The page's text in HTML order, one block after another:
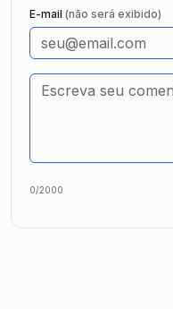
E-mail (não será exibido)
0/2000